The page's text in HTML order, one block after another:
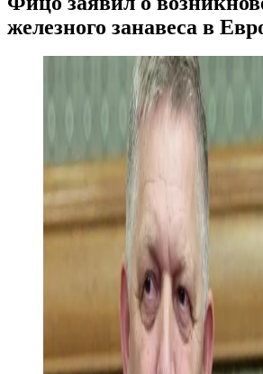
железного занавеса в